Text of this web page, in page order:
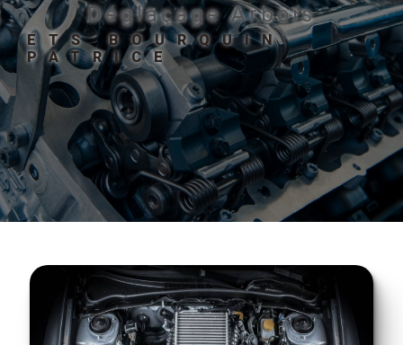
Déglaçage Arbois
ETS BOURQUIN
PATRICE